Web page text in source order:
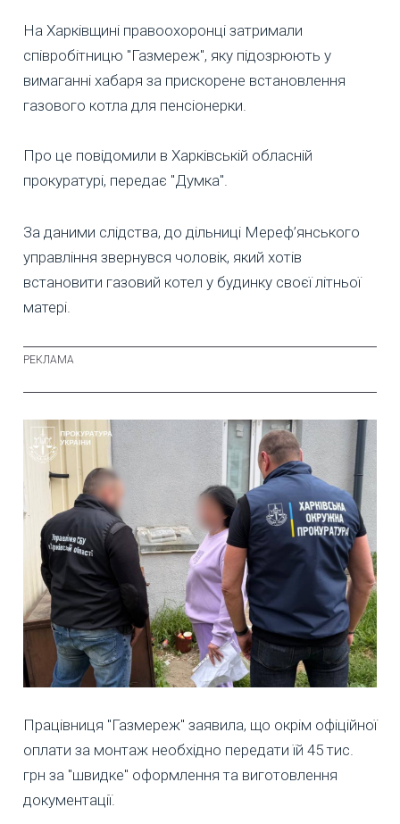
На Харківщині правоохоронці затримали
співробітницю "Газмереж", яку підозрюють у
вимаганні хабаря за прискорене встановлення
газового котла для пенсіонерки.
Про це повідомили в Харківській обласній
прокуратурі, передає "Думка".
За даними слідства, до дільниці Мереф’янського
управління звернувся чоловік, який хотів
встановити газовий котел у будинку своєї літньої
матері.
Працівниця "Газмереж" заявила, що окрім офіційної
оплати за монтаж необхідно передати їй 45 тис.
грн за "швидке" оформлення та виготовлення
документації.